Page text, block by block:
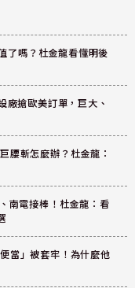
了嗎？杜金龍看懂明後
搶歐美訂單，巨大、
腰斬怎麼辦？杜金龍：
南電接棒！杜金龍：看
當」被套牢！為什麼他